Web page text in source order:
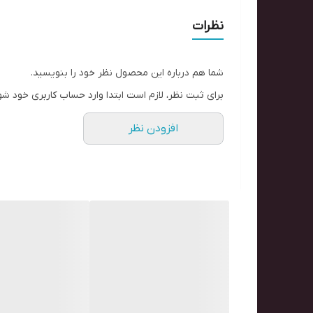
نظرات
شما هم درباره این محصول نظر خود را بنویسید.
برای ثبت نظر، لازم است ابتدا وارد حساب کاربری خود
افزودن نظر